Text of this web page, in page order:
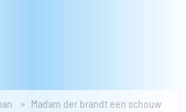
Madam der brandt een schouw